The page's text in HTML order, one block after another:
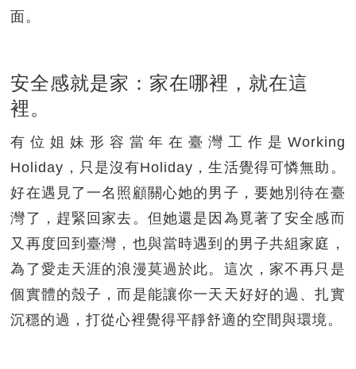
面。
安全感就是家：家在哪裡，就在這
裡。
有位姐妹形容當年在臺灣工作是Working
Holiday，只是沒有Holiday，生活覺得可憐無助。
好在遇見了一名照顧關心她的男子，要她別待在臺
灣了，趕緊回家去。但她還是因為覓著了安全感而
又再度回到臺灣，也與當時遇到的男子共組家庭，
為了愛走天涯的浪漫莫過於此。這次，家不再只是
個實體的殼子，而是能讓你一天天好好的過、扎實
沉穩的過，打從心裡覺得平靜舒適的空間與環境。